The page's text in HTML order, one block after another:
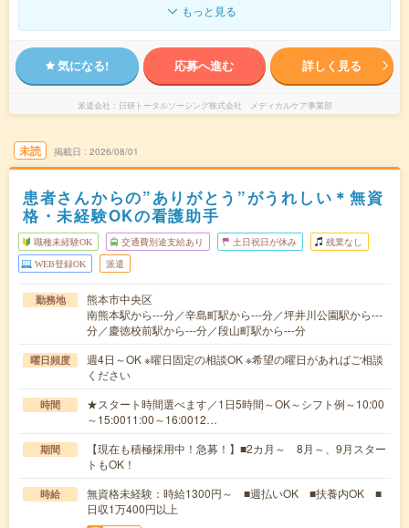
もっと見る
気になる! 応募へ進む 詳しく見る
派遣会社 日研トータルソーシング株式会社 メディカルケア事業部
未読 掲載日 2026/08/01
患者さんからの”ありがとう”がうれしい＊無資
格・未経験OKの看護助手
職種未経験OK 交通費別途支給あり 土日祝日が休み 残業なし
WEB登録OK 派遣
勤務地
熊本市中央区
南熊本駅から---分／辛島町駅から---分／坪井川公園駅から---
分／慶徳校前駅から---分／段山町駅から---分
曜日頻度
週4日～OK ※曜日固定の相談OK ※希望の曜日があればご相談
ください
時間
★スタート時間選べます／1日5時間～OK～シフト例～10:00
～15:0011:00～16:0012…
期間
【現在も積極採用中！急募！】■2カ月～ 8月～、9月スター
トもOK！
時給
無資格未経験：時給1300円～ ■週払いOK ■扶養内OK ■
日収1万400円以上